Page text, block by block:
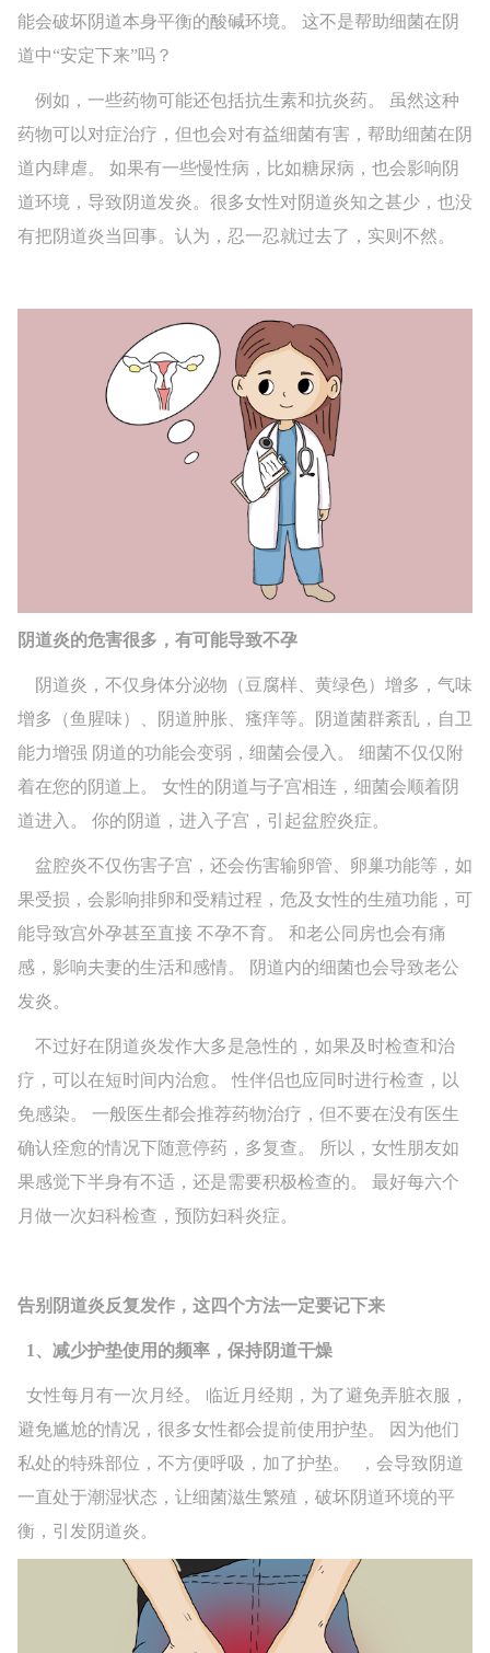
能会破坏阴道本身平衡的酸碱环境。 这不是帮助细菌在阴
道中“安定下来”吗？
例如，一些药物可能还包括抗生素和抗炎药。 虽然这种
药物可以对症治疗，但也会对有益细菌有害，帮助细菌在阴
道内肆虐。 如果有一些慢性病，比如糖尿病，也会影响阴
道环境，导致阴道发炎。很多女性对阴道炎知之甚少，也没
有把阴道炎当回事。认为，忍一忍就过去了，实则不然。
阴道炎的危害很多，有可能导致不孕
阴道炎，不仅身体分泌物（豆腐样、黄绿色）增多，气味
增多（鱼腥味）、阴道肿胀、瘙痒等。阴道菌群紊乱，自卫
能力增强 阴道的功能会变弱，细菌会侵入。 细菌不仅仅附
着在您的阴道上。 女性的阴道与子宫相连，细菌会顺着阴
道进入。 你的阴道，进入子宫，引起盆腔炎症。
盆腔炎不仅伤害子宫，还会伤害输卵管、卵巢功能等，如
果受损，会影响排卵和受精过程，危及女性的生殖功能，可
能导致宫外孕甚至直接 不孕不育。 和老公同房也会有痛
感，影响夫妻的生活和感情。 阴道内的细菌也会导致老公
发炎。
不过好在阴道炎发作大多是急性的，如果及时检查和治
疗，可以在短时间内治愈。 性伴侣也应同时进行检查，以
免感染。 一般医生都会推荐药物治疗，但不要在没有医生
确认痊愈的情况下随意停药，多复查。 所以，女性朋友如
果感觉下半身有不适，还是需要积极检查的。 最好每六个
月做一次妇科检查，预防妇科炎症。
告别阴道炎反复发作，这四个方法一定要记下来
1、减少护垫使用的频率，保持阴道干燥
女性每月有一次月经。 临近月经期，为了避免弄脏衣服，
避免尴尬的情况，很多女性都会提前使用护垫。 因为他们
私处的特殊部位，不方便呼吸，加了护垫。 ，会导致阴道
一直处于潮湿状态，让细菌滋生繁殖，破坏阴道环境的平
衡，引发阴道炎。